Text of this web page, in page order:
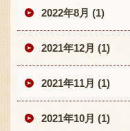
2022年8月 (1)
2021年12月 (1)
2021年11月 (1)
2021年10月 (1)